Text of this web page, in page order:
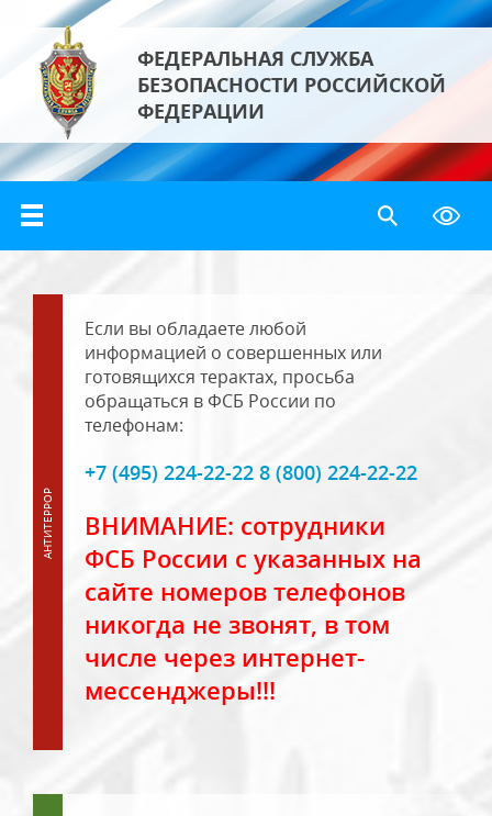
ФЕДЕРАЛЬНАЯ СЛУЖБА
БЕЗОПАСНОСТИ РОССИЙСКОЙ
ФЕДЕРАЦИИ
Если вы обладаете любой
информацией о совершенных или
готовящихся терактах, просьба
обращаться в ФСБ России по
телефонам:
+7 (495) 224-22-22 8 (800) 224-22-22
ВНИМАНИЕ: сотрудники
ФСБ России с указанных на
сайте номеров телефонов
никогда не звонят, в том
числе через интернет-
мессенджеры!!!